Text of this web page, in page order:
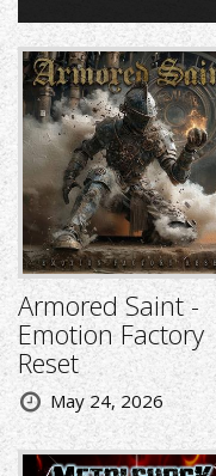
Armored Saint -
Emotion Factory
Reset
May 24, 2026